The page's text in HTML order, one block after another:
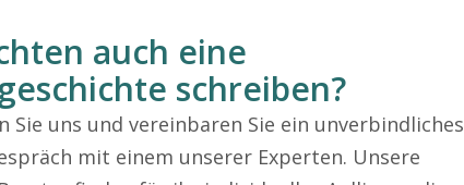
auch eine
schreiben?
Sie uns und vereinbaren Sie ein unverbindliches
mit einem unserer Experten. Unsere